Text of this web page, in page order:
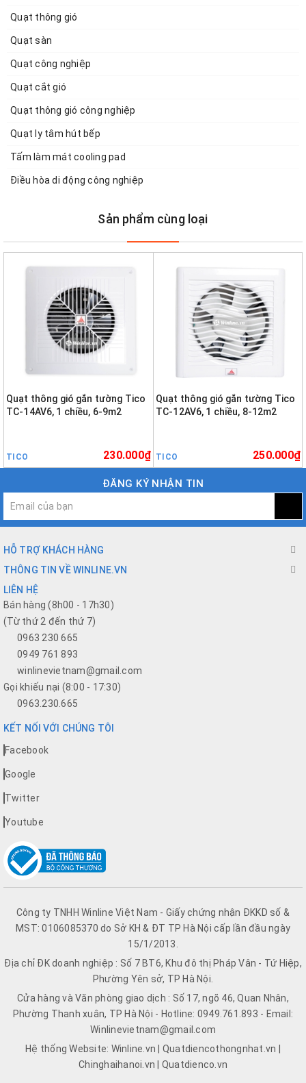
Quạt thông gió
Quạt sàn
Quạt công nghiệp
Quạt cắt gió
Quạt thông gió công nghiệp
Quạt ly tâm hút bếp
Tấm làm mát cooling pad
Điều hòa di động công nghiệp
Sản phẩm cùng loại
Quạt thông gió gắn tường Tico
TC-14AV6, 1 chiều, 6-9m2
TICO 230.000₫
Quạt thông gió gắn tường Tico
TC-12AV6, 1 chiều, 8-12m2
TICO 250.000₫
ĐĂNG KÝ NHẬN TIN
HỖ TRỢ KHÁCH HÀNG
THÔNG TIN VỀ WINLINE.VN
LIÊN HỆ
Bán hàng (8h00 - 17h30)
(Từ thứ 2 đến thứ 7)
0963 230 665
0949 761 893
winlinevietnam@gmail.com
Gọi khiếu nại (8:00 - 17:30)
0963.230.665
KẾT NỐI VỚI CHÚNG TÔI
Facebook
Google
Twitter
Youtube
Công ty TNHH Winline Việt Nam - Giấy chứng nhận ĐKKD số &
MST: 0106085370 do Sở KH & ĐT TP Hà Nội cấp lần đầu ngày
15/1/2013.
Địa chỉ ĐK doanh nghiệp : Số 7 BT6, Khu đô thị Pháp Vân - Tứ Hiệp,
Phường Yên sở, TP Hà Nội.
Cửa hàng và Văn phòng giao dịch : Số 17, ngõ 46, Quan Nhân,
Phường Thanh xuân, TP Hà Nội - Hotline: 0949.761.893 - Email:
Winlinevietnam@gmail.com
Hệ thống Website: Winline.vn | Quatdiencothongnhat.vn |
Chinghaihanoi.vn | Quatdienco.vn